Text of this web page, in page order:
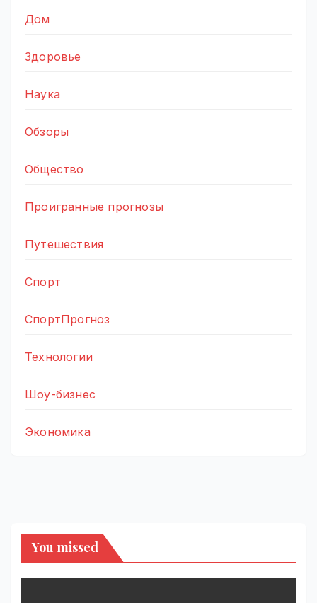
Дом
Здоровье
Наука
Обзоры
Общество
Проигранные прогнозы
Путешествия
Спорт
СпортПрогноз
Технологии
Шоу-бизнес
Экономика
You missed